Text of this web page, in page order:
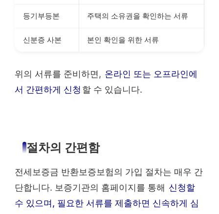
등기부등본 주택의 소유권을 확인하는 서류
신분증 사본 본인 확인을 위한 서류
위의 서류를 준비하면, 온라인 또는 오프라인에
서 간편하게 신청 할 수 있습니다.
절차의 간편함
전세보증금 반환보증보험의 가입 절차는 매우 간
단합니다. 보증기관의 홈페이지를 통해 신청할
수 있으며, 필요한 서류를 제출하면 신속하게 심